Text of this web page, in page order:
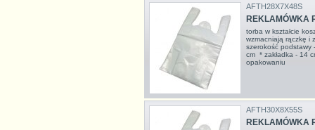
AFTH28X7X48S
REKLAMÓWKA
torba w kształcie
wzmacniają rączkę
szerokość podstawy
cm * zakładka - 14
opakowaniu
AFTH30X8X55S
REKLAMÓWKA